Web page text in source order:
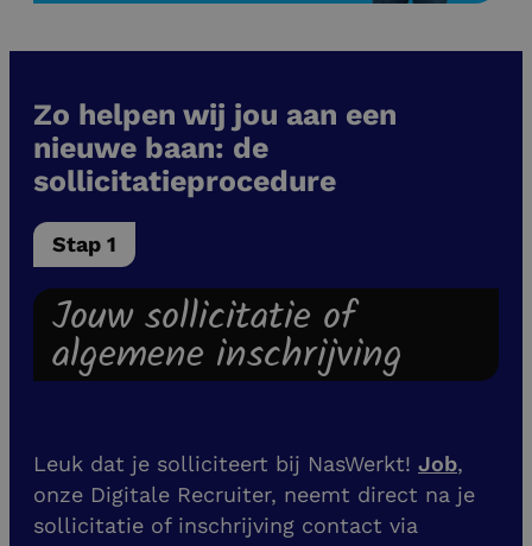
Zo helpen wij jou aan een
nieuwe baan: de
sollicitatieprocedure
Stap 1
Jouw sollicitatie of
algemene inschrijving
Leuk dat je solliciteert bij NasWerkt! Job,
onze Digitale Recruiter, neemt direct na je
sollicitatie of inschrijving contact via